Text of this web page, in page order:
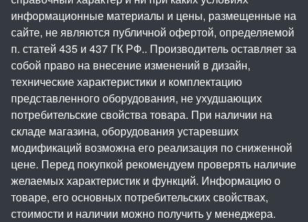
информационные материалы и цены, размещенные на
сайте, не являются публичной офертой, определяемой
п. статей 435 и 437 ГК РФ.. Производитель оставляет за
собой право на внесение изменений в дизайн,
технические характеристики и комплектацию
представленного оборудования, не ухудшающих
потребительские свойства товара. При наличии на
складе магазина, оборудования устаревших
модификаций возможна его реализация по сниженной
цене. Перед покупкой рекомендуем проверять наличие
желаемых характеристик и функций. Информацию о
товаре, его основных потребительских свойствах,
стоимости и наличии можно получить у менеджера.